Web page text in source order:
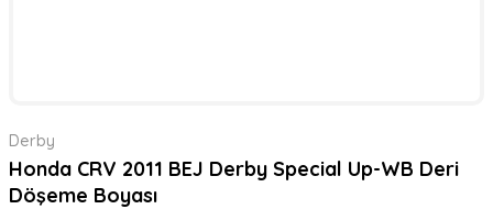
Derby
Honda CRV 2011 BEJ Derby Special Up-WB Deri
Döşeme Boyası